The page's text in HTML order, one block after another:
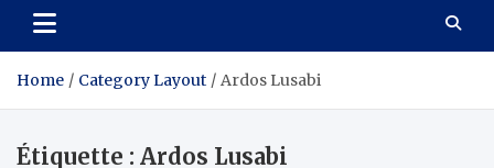
Home Category Layout Ardos Lusabi
Étiquette : Ardos Lusabi